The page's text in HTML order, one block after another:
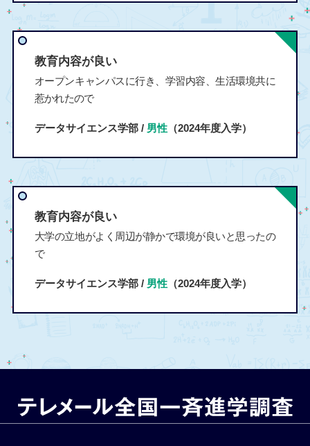
教育内容が良い
オープンキャンパスに行き、学習内容、生活環境共に
惹かれたので
データサイエンス学部 / 男性（2024年度入学）
教育内容が良い
大学の立地がよく周辺が静かで環境が良いと思ったの
で
データサイエンス学部 / 男性（2024年度入学）